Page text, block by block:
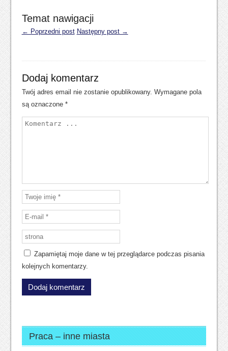
Temat nawigacji
← Poprzedni post Następny post →
Dodaj komentarz
Twój adres email nie zostanie opublikowany. Wymagane pola
są oznaczone *
Zapamiętaj moje dane w tej przeglądarce podczas pisania
kolejnych komentarzy.
Praca – inne miasta